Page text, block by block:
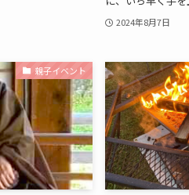
2024年8月7日
親子イベント